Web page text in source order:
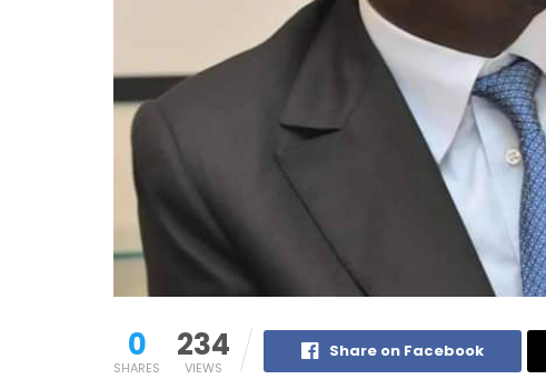
0
SHARES
234
VIEWS
Share on Facebook